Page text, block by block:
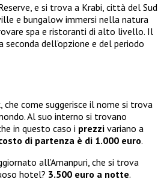
e si trova a Krabi, città del Sud
e bungalow immersi nella natura
spa e ristoranti di alto livello. Il
seconda dell’opzione e del periodo
che come suggerisce il nome si trova
Al suo interno si trovano
in questo caso i prezzi variano a
di partenza è di 1.000 euro.
all’Amanpuri, che si trova
hotel? 3.500 euro a notte.